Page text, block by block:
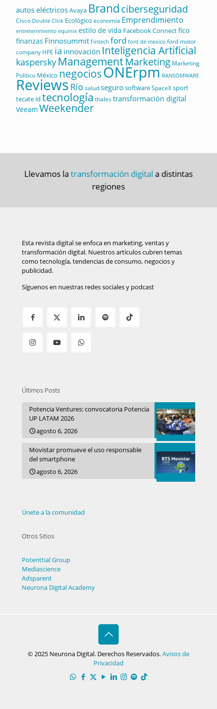
autos eléctricosAvaya Brandciberseguridad
Cisco Double Click Ecológico economía Emprendimiento
entretenimiento equinix estilo de vida Facebook Connectfico
finanzas Finnosummit Fintech ford ford de mexico ford motor
company HPE ia innovación Inteligencia Artificial
kaspersky ManagementMarketing Marketing
Político México negociosONErpm RANSOMWARE
Reviews Río saludsegurosoftwareSpaceXsport
tecate id tecnología thalestransformación digital
Veeam Weekender
Llevamos la transformación digital a distintas
regiones
Esta revista digital se enfoca en marketing, ventas y
transformación digital. Nuestros artículos cubren temas
como tecnología, tendencias de consumo, negocios y
publicidad.
Síguenos en nuestras redes sociales y podcast
Últimos Posts
Potencia Ventures: convocatoria Potencia
UP LATAM 2026
agosto 6, 2026
Movistar promueve el uso responsable
del smartphone
agosto 6, 2026
Únete a la comunidad
Otros Sitios
Potenttial Group
Mediascience
Adsparent
Neurona Digital Academy
© 2025 Neurona Digital. Derechos Reservados.Avisos de
Privacidad